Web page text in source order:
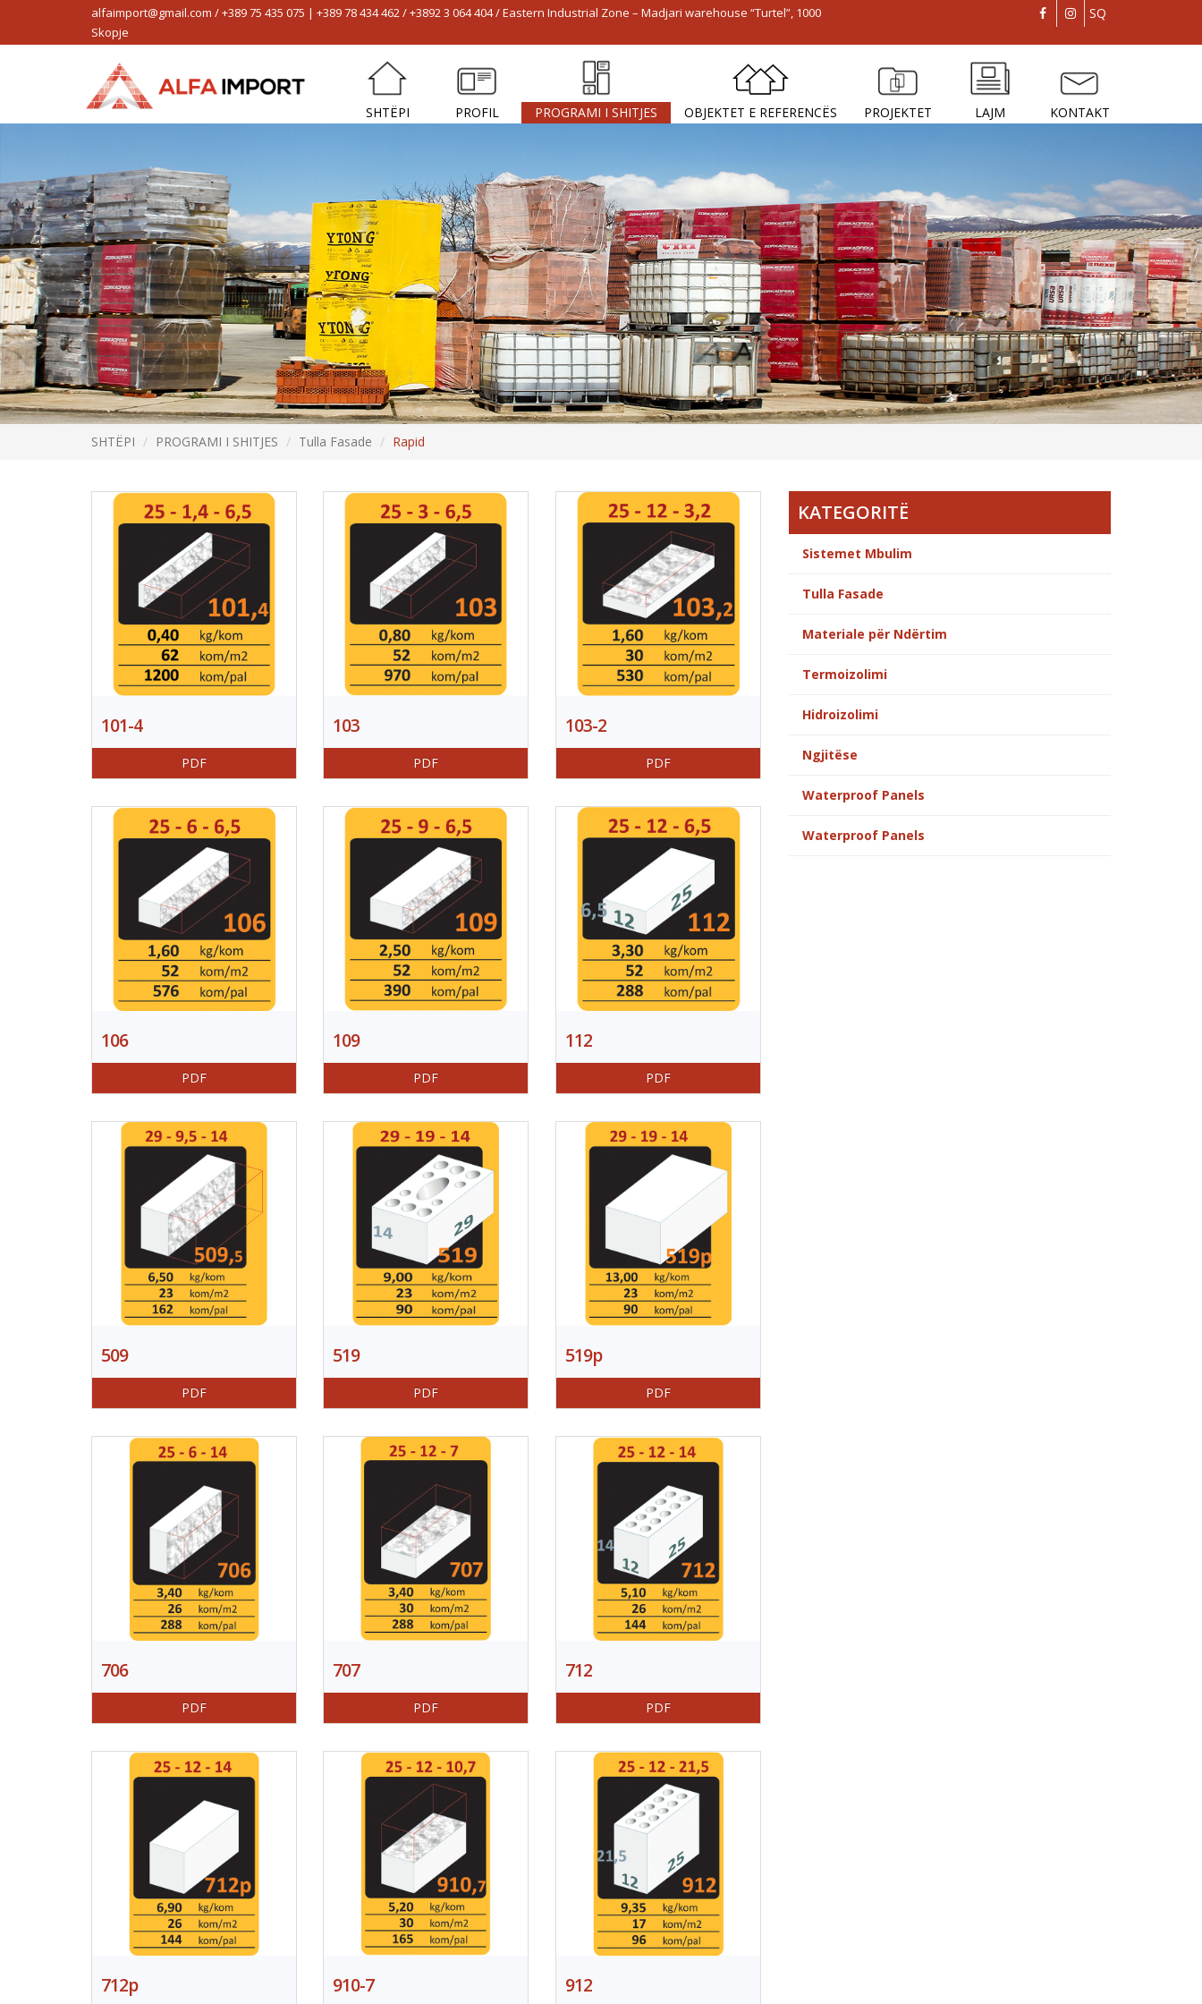
AlfaImport
OBJEKTET E REFERENCËS
PROJEKTET
LAJM
KONTAKT
alfaimport@gmail.com / +389 75 435 075 | +389 78 434 462 / +3892 3 064 404 / Eastern Industrial Zone – Madjari warehouse “Turtel”, 1000
Skopje
SQ
SHTËPI PROFIL PROGRAMI I SHITJES OBJEKTET E REFERENCËS PROJEKTET LAJM KONTAKT
SHTËPI PROGRAMI I SHITJES Tulla Fasade Rapid
KATEGORITË
Sistemet Mbulim
Tulla Fasade
Materiale për Ndërtim
Termoizolimi
Hidroizolimi
Ngjitëse
Waterproof Panels
Waterproof Panels
101-4
PDF
103
PDF
103-2
PDF
106
PDF
109
PDF
112
PDF
509
PDF
519
PDF
519p
PDF
706
PDF
707
PDF
712
PDF
712p 910-7 912